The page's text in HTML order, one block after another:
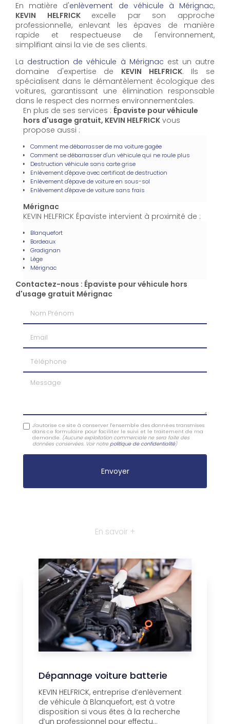
En matière d'enlèvement de véhicule à Mérignac,
KEVIN HELFRICK excelle par son approche
professionnelle, enlevant les épaves de manière
rapide et respectueuse de l'environnement,
simplifiant ainsi la vie de ses clients.
La destruction de véhicule à Mérignac est un autre
domaine d'expertise de KEVIN HELFRICK. Ils se
spécialisent dans le démantèlement écologique des
voitures, garantissant une élimination responsable
dans le respect des normes environnementales.
En plus de ses services : Épaviste pour véhicule
hors d'usage gratuit, KEVIN HELFRICK vous
propose aussi :
Comment me débarrasser de ma voiture gagée
Comment se débarrasser d'un véhicule qui ne roule plus
Destruction véhicule sans carte grise
Enlèvement d'épave avec certificat de destruction
Enlèvement d'épave de voiture en sous-sol
Enlèvement d'épave de voiture sans frais
Mérignac
KEVIN HELFRICK Épaviste intervient à proximité de :
Blanquefort
Bordeaux
Gradignan
Lège
Mérignac
Contactez-nous : Épaviste pour véhicule hors
d'usage gratuit Mérignac
Message
J'autorise ce site à conserver l'ensemble des données transmises
dans ce formulaire pour faciliter le suivi et le traitement de ma
demande. (Aucune exploitation commerciale ne sera faite des
données conservées. Voir notrepolitique de confidentialité)
En savoir +
Dépannage voiture batterie
KEVIN HELFRICK, entreprise d’enlèvement
de véhicule à Blanquefort, est à votre
disposition si vous êtes à la recherche
d’un professionnel pour effectu...